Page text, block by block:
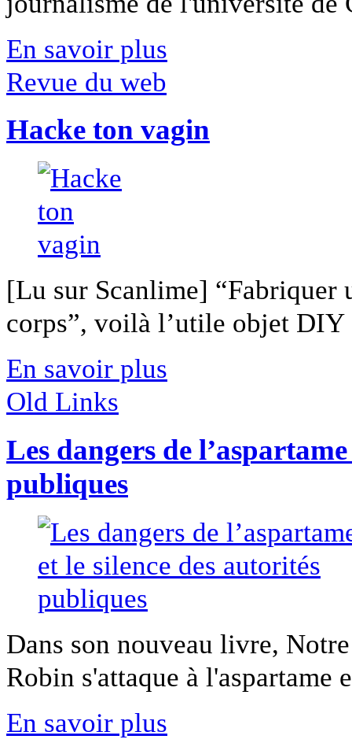
En savoir plus
Revue du web
Hacke ton vagin
[Lu sur Scanlime] “Fabriquer
corps”, voilà l’utile objet
En savoir plus
Old Links
Les dangers de
publiques
Dans son nouveau livre,
Robin s'attaque à l'aspartame
En savoir plus